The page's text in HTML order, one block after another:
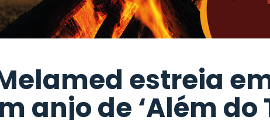
estreia
anjo de ‘Além do